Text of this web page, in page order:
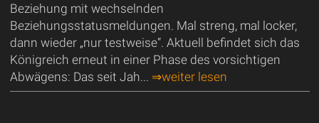
Beziehung mit wechselnden
Beziehungsstatusmeldungen. Mal streng, mal locker,
dann wieder „nur testweise“. Aktuell befindet sich das
Königreich erneut in einer Phase des vorsichtigen
Abwägens: Das seit Jah... ⇒weiter lesen